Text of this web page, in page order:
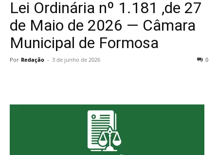
Lei Ordinária nº 1.181 ,de 27
de Maio de 2026 — Câmara
Municipal de Formosa
Por Redação - 3 de junho de 2026 0